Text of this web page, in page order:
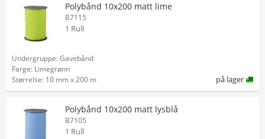
Polybånd 10x200 matt lime
B7115
1 Rull
Undergruppe: Gavebånd
Farge: Limegrønn
Størrelse: 10 mm x 200 m
på lager
Polybånd 10x200 matt lysblå
B7105
1 Rull